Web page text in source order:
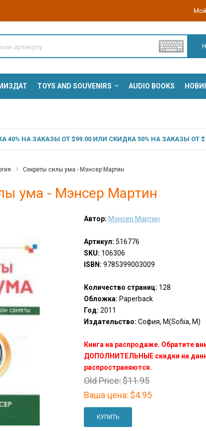
TOYS AND SOUVENIRS AUDIO BOOKS
НА ЗАКАЗЫ ОТ $99.00 ИЛИ СКИДКА 50% НА ЗАКАЗЫ ОТ
Секреты силы ума - Мэнсер Мартин
ума - Мэнсер Мартин
Автор: Мэнсер Мартин
Артикул: 516776
SKU: 106306
ISBN: 9785399003009
Количество страниц: 128
Обложка: Paperback
Год: 2011
Издательство: София, М(Sofiia, M)
Книга на распродаже. Обратите
ДОПОЛНИТЕЛЬНЫЕ скидки на
распространяются.
Old Price:$11.95
Ваша цена: $4.95
КУПИТЬ